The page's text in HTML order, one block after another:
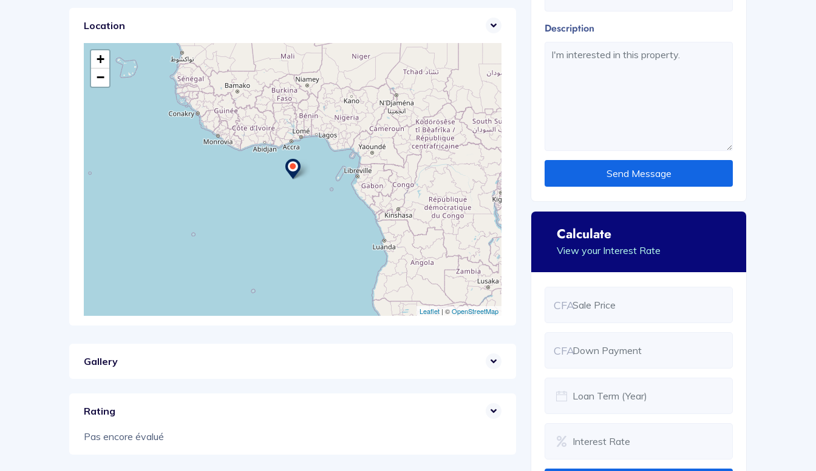
Location
+
−
Leaflet | ©OpenStreetMap
Gallery
Rating
Pas encore évalué
Description
Send Message
Calculate
View your Interest Rate
CFA
CFA